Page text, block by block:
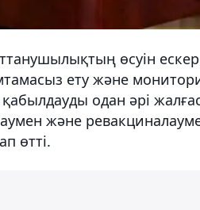
өсуін
ету және
одан әрі
және
өтті.